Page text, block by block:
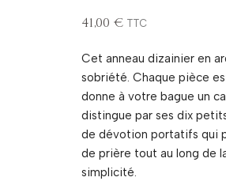
41,00 € TTC
Cet anneau dizainier en
sobriété. Chaque pièce
donne à votre bague un
distingue par ses dix
de dévotion portatifs qui
de prière tout au long de
simplicité.